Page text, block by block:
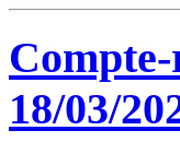
18/03/